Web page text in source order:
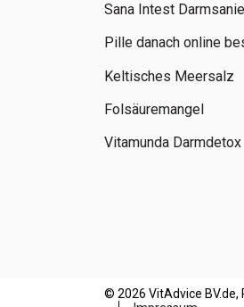
Sana Intest
Pille danach online
Keltisches Meersalz
Folsäuremangel
Vitamunda Darmdetox
© 2026 VitAdvice BV.de,